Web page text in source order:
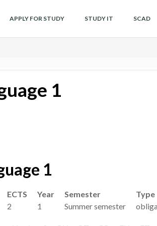
APPLY FOR STUDY STUDY IT SCAD
1
1
ECTS
2
Year
1
Semester
Summer semester
Type